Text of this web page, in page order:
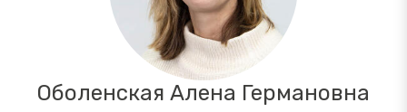
Оболенская Алена Германовна